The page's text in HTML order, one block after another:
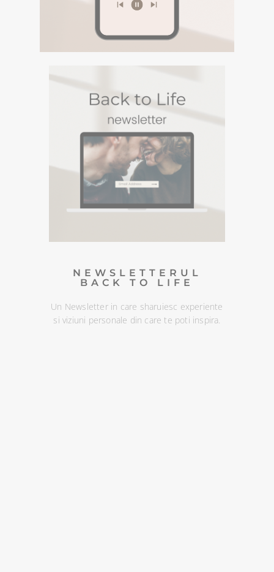
MEDITATII
Descopera podcasturile despre spiritualitate si
meditatiile din canalul Spotify BACK TO LIFE.
Spotify BACK TO LIFE.
DESCOPERA
NEWSLETTERUL
BACK TO LIFE
Un Newsletter in care sharuiesc experiente
si viziuni personale din care te poti inspira.
NEWSLETTERUL
BACK TO LIFE
Un Newsletter in care sharuiesc
experiente si viziuni personale din
care te poti inspira. Te poti
dezabona oricand :)